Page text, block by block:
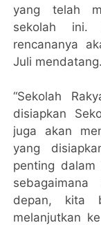
yang telah
sekolah ini.
rencananya
Juli mendatang.
“Sekolah
disiapkan
juga akan
yang
penting dalam
depan, kita
melanjutkan